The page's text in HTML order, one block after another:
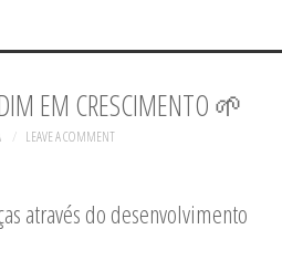
EM CRESCIMENTO 🌱
LEAVE A COMMENT
através do desenvolvimento